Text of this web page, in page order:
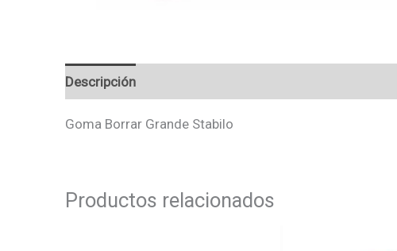
Descripción
Goma Borrar Grande Stabilo
Productos relacionados